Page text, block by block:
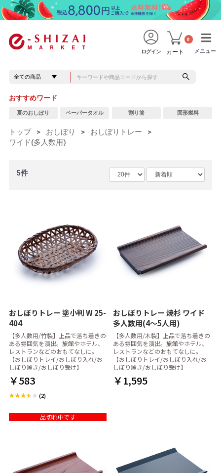
メニュー
メニュー
ログイン カート
0
おすすめワード
夏のおしぼり ペーパータオル 割り箸 固形燃料
トップ > おしぼり > おしぼりトレー
>
ワイド(多人数用)
5件
おしぼりトレー 塗小判 W 25-
404
【多人数用/竹製】上品で落ち着きの
ある雰囲気を演出。旅館やホテル、
レストランなどのおもてなしに。
【おしぼりトレイ/おしぼり入れ/お
しぼり置き/おしぼり受け】
￥583
(2)
品切れ中です
おしぼりトレー 焼杉 ワイド
多人数用(4～5人用)
【多人数用/木製】上品で落ち着きの
ある雰囲気を演出。旅館やホテル、
レストランなどのおもてなしに。
【おしぼりトレイ/おしぼり入れ/お
しぼり置き/おしぼり受け】
￥1,595